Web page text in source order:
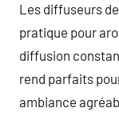
Les diffuseurs
pratique pour
diffusion
rend parfaits
ambiance